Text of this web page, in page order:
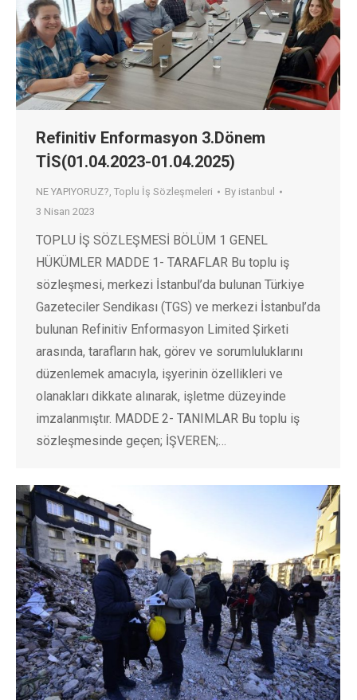
Refinitiv Enformasyon 3.Dönem
TİS(01.04.2023-01.04.2025)
NE YAPIYORUZ?, Toplu İş Sözleşmeleri By istanbul
3 Nisan 2023
TOPLU İŞ SÖZLEŞMESİ BÖLÜM 1 GENEL
HÜKÜMLER MADDE 1- TARAFLAR Bu toplu iş
sözleşmesi, merkezi İstanbul’da bulunan Türkiye
Gazeteciler Sendikası (TGS) ve merkezi İstanbul’da
bulunan Refinitiv Enformasyon Limited Şirketi
arasında, tarafların hak, görev ve sorumluluklarını
düzenlemek amacıyla, işyerinin özellikleri ve
olanakları dikkate alınarak, işletme düzeyinde
imzalanmıştır. MADDE 2- TANIMLAR Bu toplu iş
sözleşmesinde geçen; İŞVEREN;…